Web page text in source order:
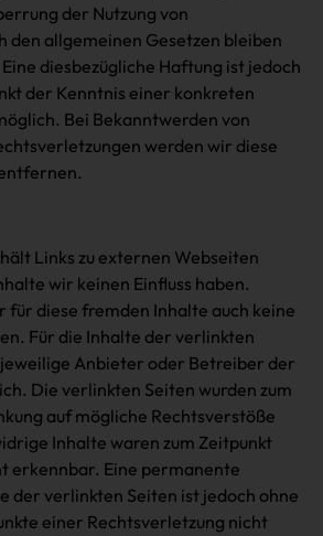
der Nutzung von
den allgemeinen Gesetzen bleiben
diesbezügliche Haftung ist jedoch
der Kenntnis einer konkreten
Bei Bekanntwerden von
werden wir diese
Links zu externen Webseiten
wir keinen Einfluss haben.
für diese fremden Inhalte auch keine
Für die Inhalte der verlinkten
Anbieter oder Betreiber der
Die verlinkten Seiten wurden zum
auf mögliche Rechtsverstöße
Inhalte waren zum Zeitpunkt
erkennbar. Eine permanente
der verlinkten Seiten ist jedoch ohne
einer Rechtsverletzung nicht